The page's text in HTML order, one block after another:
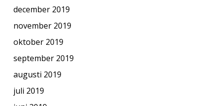
december 2019
november 2019
oktober 2019
september 2019
augusti 2019
juli 2019